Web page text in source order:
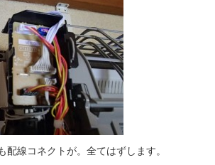
配線コネクトが。全てはずします。